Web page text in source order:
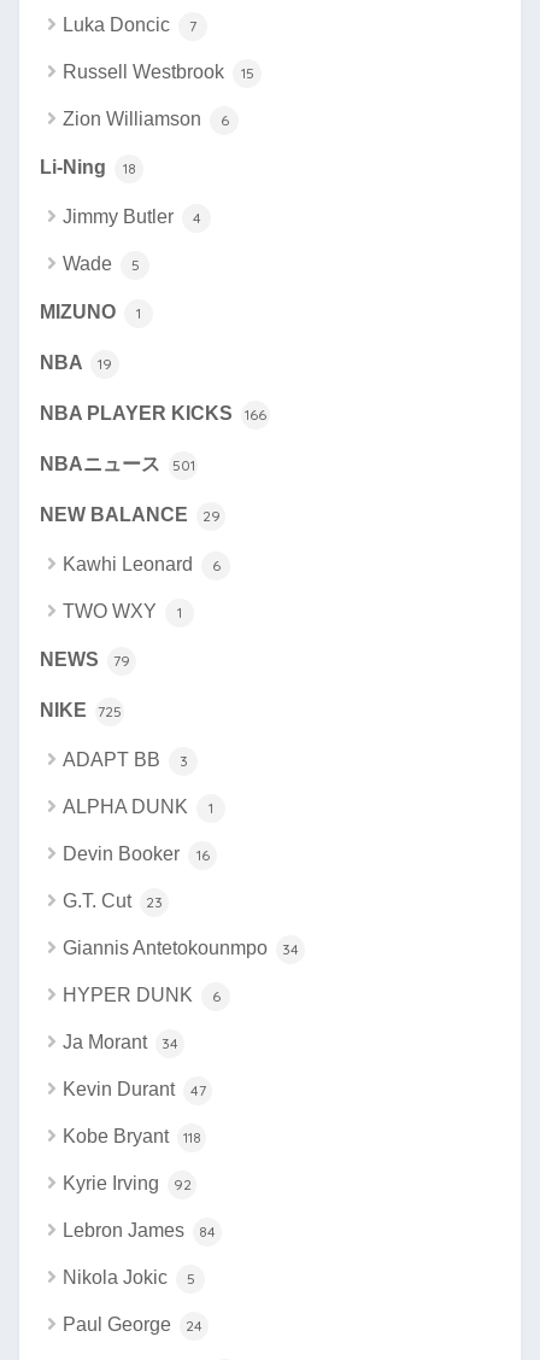
Luka Doncic 7
Russell Westbrook 15
Zion Williamson 6
Li-Ning 18
Jimmy Butler 4
Wade 5
MIZUNO 1
NBA 19
NBA PLAYER KICKS 166
NBAニュース 501
NEW BALANCE 29
Kawhi Leonard 6
TWO WXY 1
NEWS 79
NIKE 725
ADAPT BB 3
ALPHA DUNK 1
Devin Booker 16
G.T. Cut 23
Giannis Antetokounmpo 34
HYPER DUNK 6
Ja Morant 34
Kevin Durant 47
Kobe Bryant 118
Kyrie Irving 92
Lebron James 84
Nikola Jokic 5
Paul George 24